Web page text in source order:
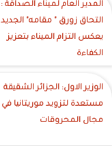
‎المدير العام لميناء الصداقة :
التحاق زورق " مقامه" الجديد
يعكس التزام الميناء بتعزيز
الكفاءة
الوزير الاول: الجزائر الشقيقة
مستعدة لتزويد موريتانيا في
مجال المحروقات